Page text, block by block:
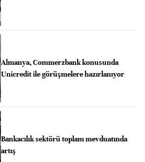
Almanya, Commerzbank konusunda
Unicredit ile görüşmelere hazırlanıyor
Bankacılık sektörü toplam mevduatında
artış